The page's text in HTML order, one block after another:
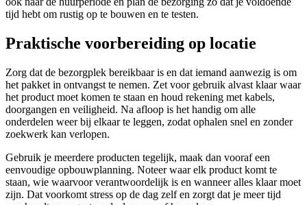
tijd hebt om rustig op te bouwen en te testen.
Praktische voorbereiding op locatie
Zorg dat de bezorgplek bereikbaar is en dat iemand aanwezig is om
het pakket in ontvangst te nemen. Zet voor gebruik alvast klaar waar
het product moet komen te staan en houd rekening met kabels,
doorgangen en veiligheid. Na afloop is het handig om alle
onderdelen weer bij elkaar te leggen, zodat ophalen snel en zonder
zoekwerk kan verlopen.
Gebruik je meerdere producten tegelijk, maak dan vooraf een
eenvoudige opbouwplanning. Noteer waar elk product komt te
staan, wie waarvoor verantwoordelijk is en wanneer alles klaar moet
zijn. Dat voorkomt stress op de dag zelf en zorgt dat je meer tijd